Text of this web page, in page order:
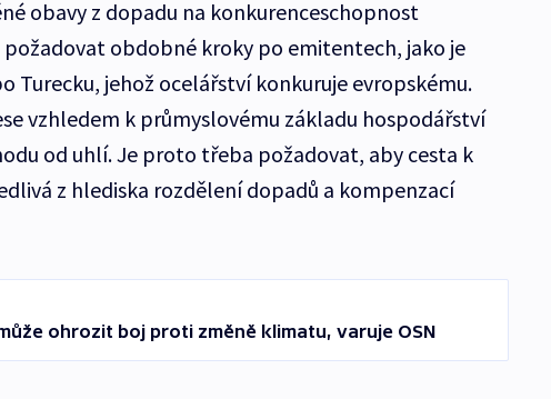
obavy z dopadu na konkurenceschopnost
obdobné kroky po emitentech, jako je
Turecku, jehož ocelářství konkuruje evropskému.
vzhledem k průmyslovému základu hospodářství
od uhlí. Je proto třeba požadovat, aby cesta k
z hlediska rozdělení dopadů a kompenzací
ohrozit boj proti změně klimatu, varuje OSN